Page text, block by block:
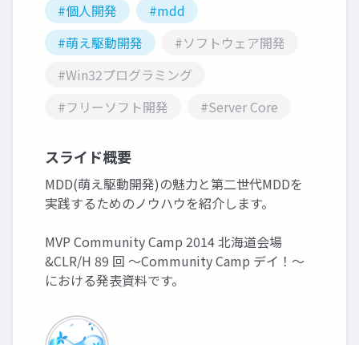
#個人開発
#mdd
#萌え駆動開発
#ソフトウェア開発
#Win32プログラミング
#フリーソフト開発
#Server Core
スライド概要
MDD(萌え駆動開発)の魅力と第二世代MDDを
実践するためのノウハウを紹介します。
MVP Community Camp 2014 北海道会場
&CLR/H 89 回 ～Community Camp デイ！～
における発表資料です。